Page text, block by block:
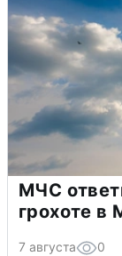
МЧС
грохоте в
7 августа 0